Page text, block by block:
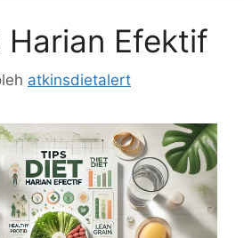
Harian Efektif
atkinsdietalert